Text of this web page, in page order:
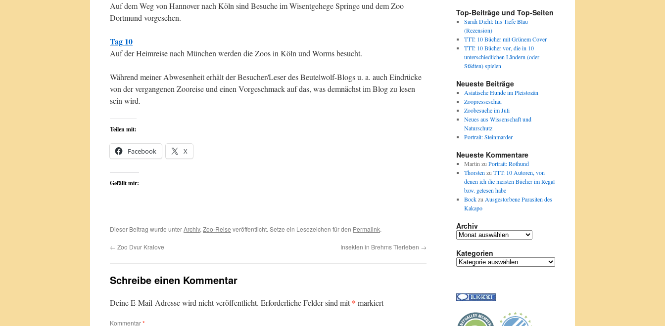
Auf dem Weg von Hannover nach Köln sind Besuche im Wisentgehege Springe und dem Zoo
Dortmund vorgesehen.
Tag 10
Auf der Heimreise nach München werden die Zoos in Köln und Worms besucht.
Während meiner Abwesenheit erhält der Besucher/Leser des Beutelwolf-Blogs u. a. auch Eindrücke
von der vergangenen Zooreise und einen Vorgeschmack auf das, was demnächst im Blog zu lesen
sein wird.
Teilen mit:
Facebook X
Gefällt mir:
Dieser Beitrag wurde unterArchiv, Zoo-Reise veröffentlicht. Setze ein Lesezeichen für den Permalink.
← Zoo Dvur Kralove Insekten in Brehms Tierleben →
Schreibe einen Kommentar
Deine E-Mail-Adresse wird nicht veröffentlicht. Erforderliche Felder sind mit* markiert
Kommentar*
Top-Beiträge und Top-Seiten
Sarah Diehl: Ins Tiefe Blau
(Rezension)
TTT: 10 Bücher mit Grünem Cover
TTT: 10 Bücher vor, die in 10
unterschiedlichen Ländern (oder
Städten) spielen
Neueste Beiträge
Asiatische Hunde im Pleistozän
Zoopresseschau
Zoobesuche im Juli
Neues aus Wissenschaft und
Naturschutz
Portrait: Steinmarder
Neueste Kommentare
Martin zu Portrait: Rothund
Thorsten zu TTT: 10 Autoren, von
denen ich die meisten Bücher im Regal
bzw. gelesen habe
Bockzu Ausgestorbene Parasiten des
Kakapo
Archiv
Archiv
Kategorien
Kategorien